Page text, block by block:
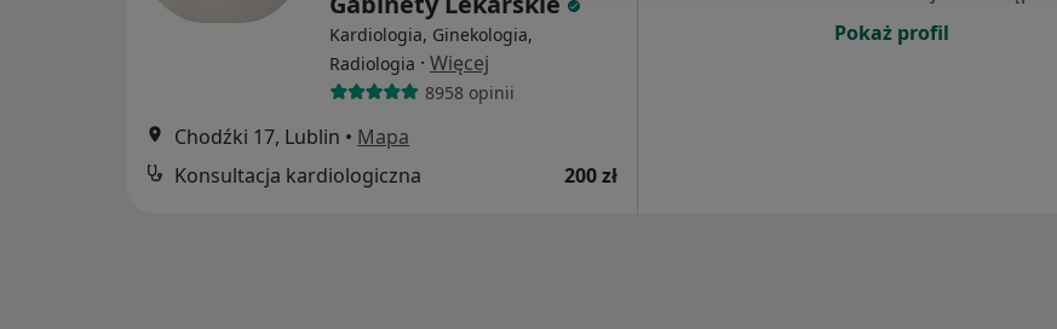
Kardiologia, Ginekologia,
Radiologia · Więcej
8958 opinii
Chodźki 17, Lublin • Mapa
Konsultacja kardiologiczna
200 zł
Pokaż profil